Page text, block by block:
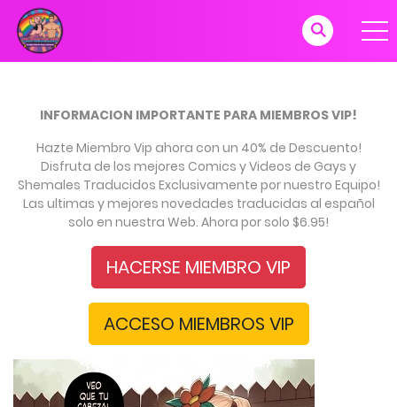
INFORMACION IMPORTANTE PARA MIEMBROS VIP!
Hazte Miembro Vip ahora con un 40% de Descuento!
Disfruta de los mejores Comics y Videos de Gays y
Shemales Traducidos Exclusivamente por nuestro Equipo!
Las ultimas y mejores novedades traducidas al español
solo en nuestra Web. Ahora por solo $6.95!
HACERSE MIEMBRO VIP
ACCESO MIEMBROS VIP